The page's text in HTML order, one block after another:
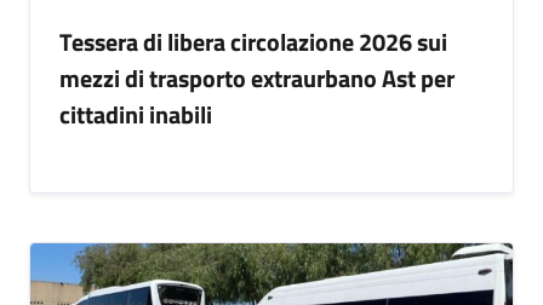
Tessera di libera circolazione 2026 sui
mezzi di trasporto extraurbano Ast per
cittadini inabili